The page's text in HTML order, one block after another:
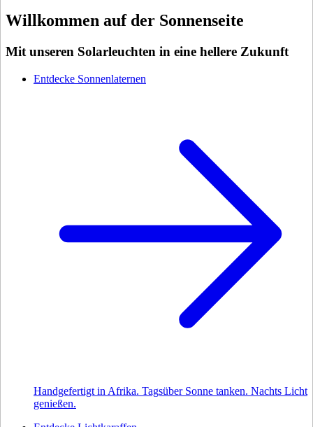
Willkommen auf der Sonnenseite
Mit unseren Solarleuchten in eine hellere Zukunft
Entdecke Sonnenlaternen
Handgefertigt in Afrika. Tagsüber Sonne tanken. Nachts Licht
genießen.